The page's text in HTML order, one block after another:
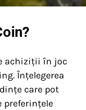
achiziții în joc
Înțelegerea
care pot
preferințele